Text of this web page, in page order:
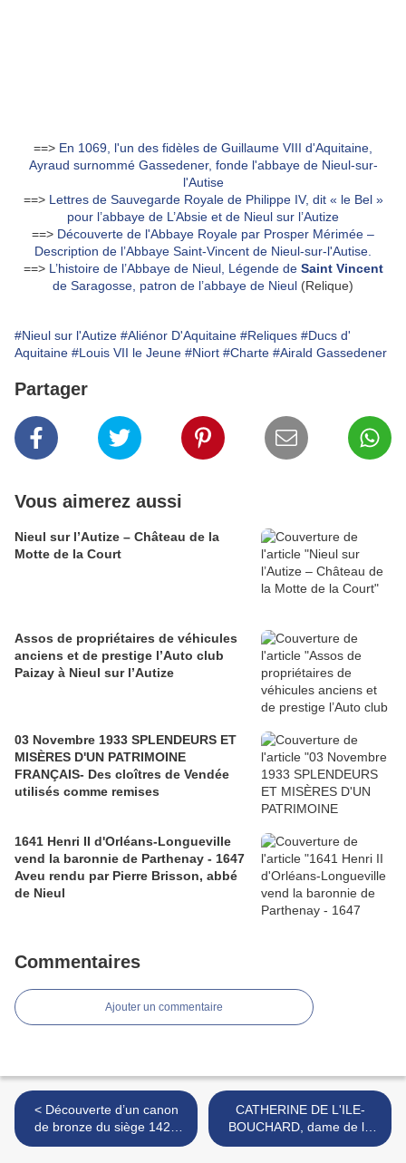
==> En 1069, l'un des fidèles de Guillaume VIII d'Aquitaine,
Ayraud surnommé Gassedener, fonde l'abbaye de Nieul-sur-
l'Autise
==> Lettres de Sauvegarde Royale de Philippe IV, dit « le Bel »
pour l’abbaye de L’Absie et de Nieul sur l’Autize
==> Découverte de l'Abbaye Royale par Prosper Mérimée –
Description de l’Abbaye Saint-Vincent de Nieul-sur-l'Autise.
==> L’histoire de l’Abbaye de Nieul, Légende de Saint Vincent
de Saragosse, patron de l’abbaye de Nieul (Relique)
#Nieul sur l'Autize #Aliénor D'Aquitaine #Reliques #Ducs d'
Aquitaine #Louis VII le Jeune #Niort #Charte #Airald Gassedener
Partager
Vous aimerez aussi
Nieul sur l’Autize – Château de la
Motte de la Court
Assos de propriétaires de véhicules
anciens et de prestige l’Auto club
Paizay à Nieul sur l’Autize
03 Novembre 1933 SPLENDEURS ET
MISÈRES D'UN PATRIMOINE
FRANÇAIS- Des cloîtres de Vendée
utilisés comme remises
1641 Henri II d'Orléans-Longueville
vend la baronnie de Parthenay - 1647
Aveu rendu par Pierre Brisson, abbé
de Nieul
Commentaires
Ajouter un commentaire
< Découverte d’un canon
de bronze du siège 1428
d’Orléans dans les fossés
CATHERINE DE L'ILE-
BOUCHARD, dame de la
Trémoille 12 avril 1430 >